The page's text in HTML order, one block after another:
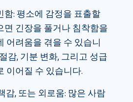
함: 평소에 감정을 표출할
면 긴장을 풀거나 침착함을
어려움을 겪을 수 있습니
감, 기분 변화, 그리고 성급
이어질 수 있습니다.
감, 또는 외로움: 많은 사람